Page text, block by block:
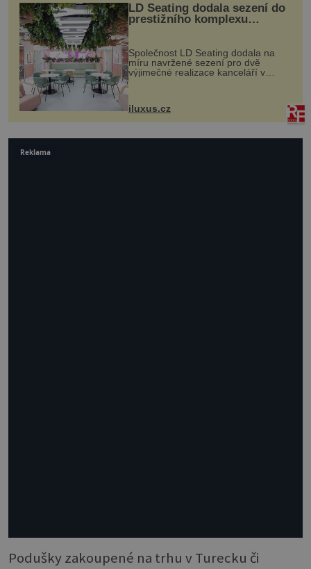
LD Seating dodala sezení do
prestižního komplexu
MediaCityUK v Salfordu
Společnost LD Seating dodala na
míru navržené sezení pro dvě
výjimečné realizace kanceláří v
areálu MediaCityUK v anglickém
budov Media...
iluxus.cz
Podušky zakoupené na trhu v Turecku či
Reklama